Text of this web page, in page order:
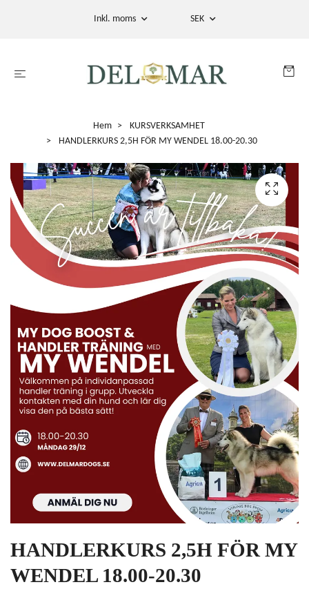
Inkl. moms SEK
Hem
KURSVERKSAMHET
HANDLERKURS 2,5H FÖR MY WENDEL 18.00-20.30
HANDLERKURS 2,5H FÖR MY
WENDEL 18.00-20.30